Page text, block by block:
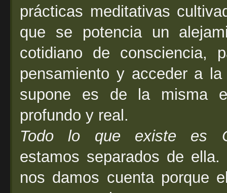
prácticas meditativas
que se potencia un
cotidiano de consciencia,
pensamiento y acceder a
supone es de la misma
profundo y real.
Todo lo que existe es
estamos separados de
nos damos cuenta porque